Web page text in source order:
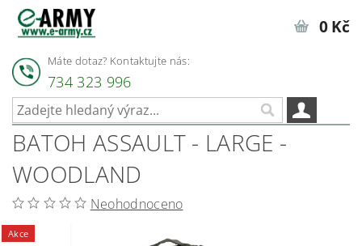
Máte dotaz? Kontaktujte nás:
734 323 996
0 Kč
BATOH ASSAULT - LARGE -
WOODLAND
Neohodnoceno
Akce